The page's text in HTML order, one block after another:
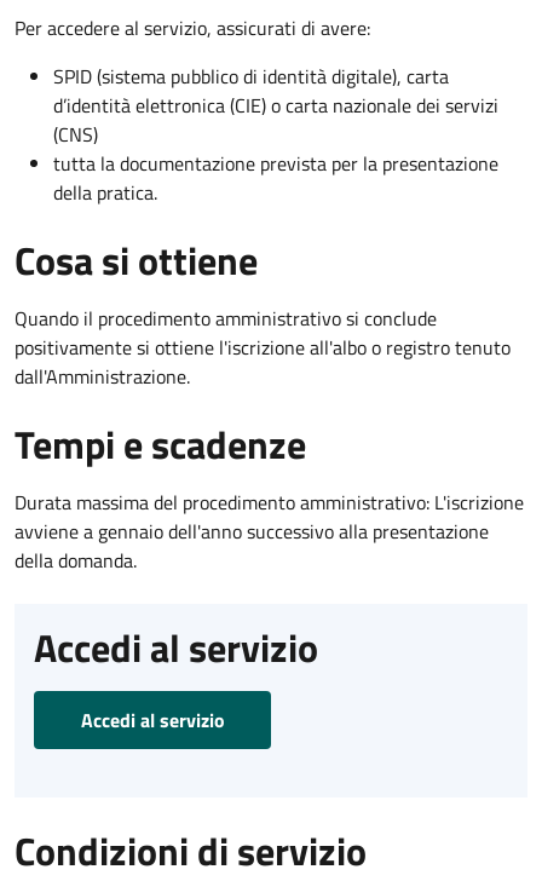
Per accedere al servizio, assicurati di avere:
SPID (sistema pubblico di identità digitale), carta
d’identità elettronica (CIE) o carta nazionale dei servizi
(CNS)
tutta la documentazione prevista per la presentazione
della pratica.
Cosa si ottiene
Quando il procedimento amministrativo si conclude
positivamente si ottiene l'iscrizione all'albo o registro tenuto
dall'Amministrazione.
Tempi e scadenze
Durata massima del procedimento amministrativo: L'iscrizione
avviene a gennaio dell'anno successivo alla presentazione
della domanda.
Accedi al servizio
Accedi al servizio
Condizioni di servizio